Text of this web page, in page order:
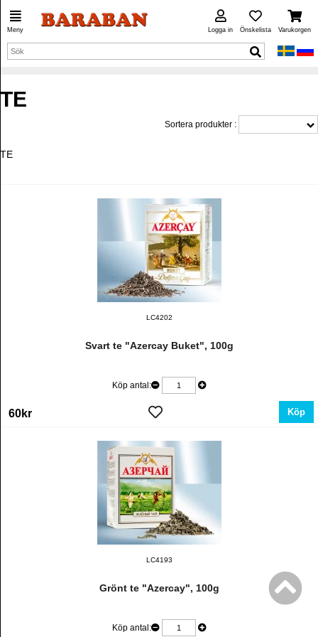
Meny Logga in Önskelista Varukorgen
TE
Sortera produkter :
TE
LC4202
Svart te "Azercay Buket", 100g
Köp antal:
60kr Köp
LC4193
Grönt te "Azercay", 100g
Köp antal: